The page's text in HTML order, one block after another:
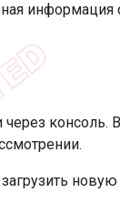
информация
консоль.
новую